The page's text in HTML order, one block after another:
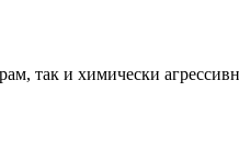
так и химически